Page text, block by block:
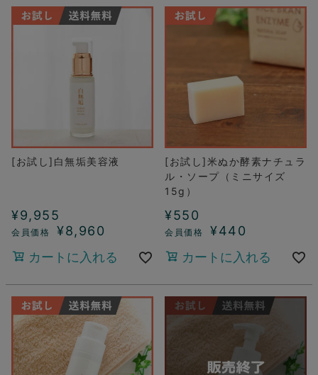
[お試し]白無垢美容液
¥9,955
¥8,960
カートに入れる
[お試し]米ぬか酵素ナチュラ
ル・ソープ（ミニサイズ
15g）
¥550
¥440
カートに入れる